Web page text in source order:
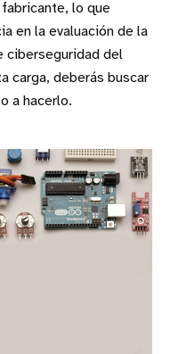
lo que
en la evaluación de la
ciberseguridad del
carga, deberás buscar
a hacerlo.